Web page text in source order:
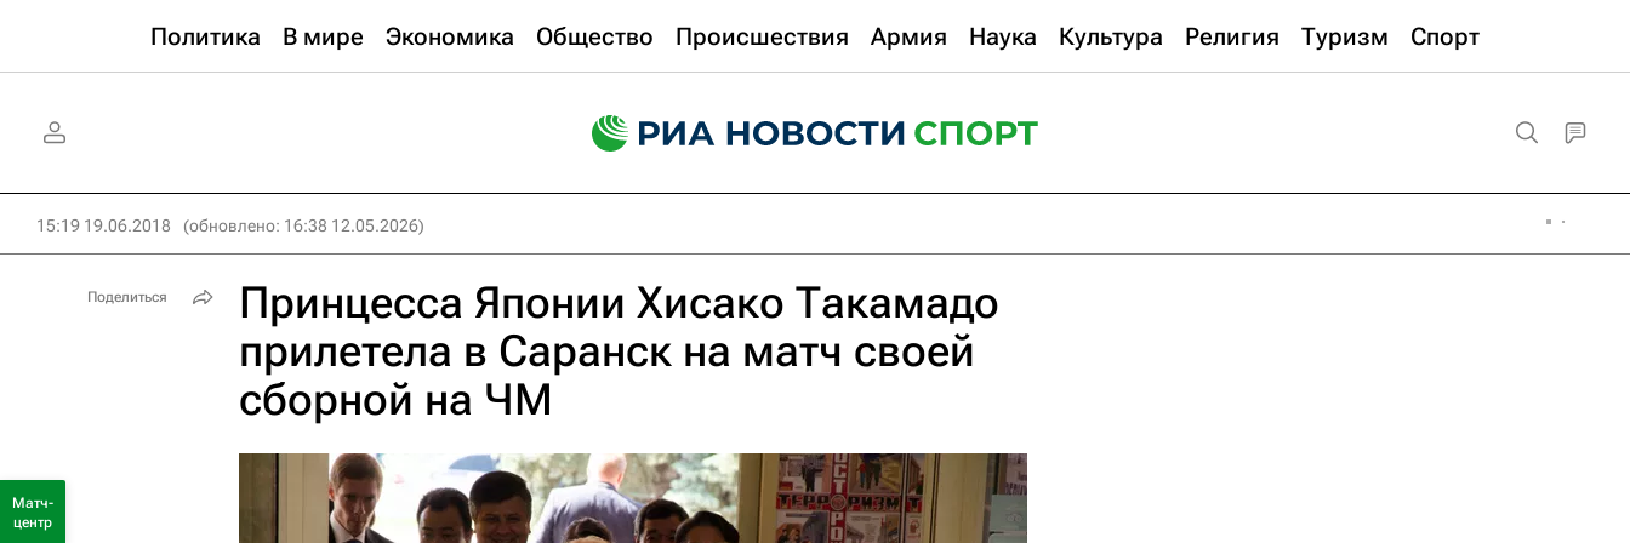
Политика В мире Экономика Общество Происшествия Армия Наука Культура Религия Туризм Спорт
15:19 19.06.2018 (обновлено: 16:38 12.05.2026)
Принцесса Японии Хисако Такамадо
прилетела в Саранск на матч своей
сборной на ЧМ
Поделиться
Матч-
центр